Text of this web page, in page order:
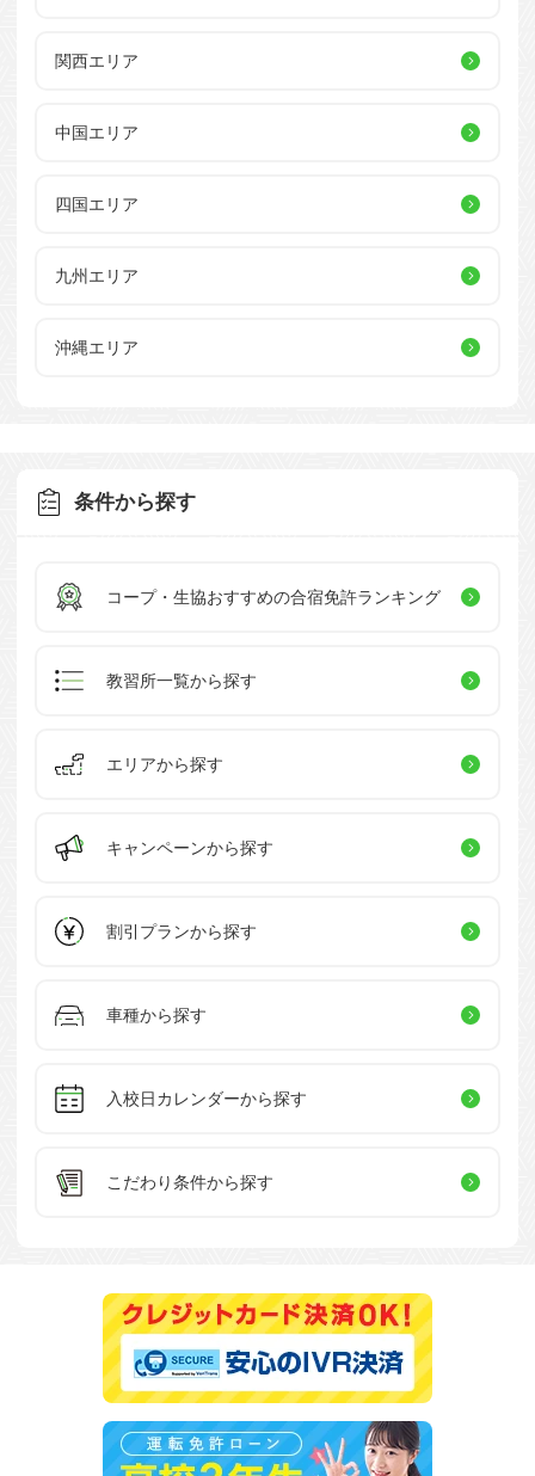
関西エリア
中国エリア
四国エリア
九州エリア
沖縄エリア
条件から探す
コープ・生協おすすめの合宿免許ランキング
教習所一覧から探す
エリアから探す
キャンペーンから探す
割引プランから探す
車種から探す
入校日カレンダーから探す
こだわり条件から探す